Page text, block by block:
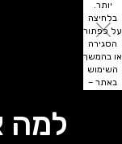
יותר.
בלחיצה
על כפתור
הסגירה
או בהמשך
השימוש
באתר –
למה